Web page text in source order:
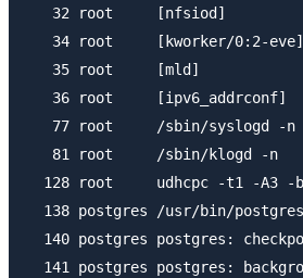
   32 root     [nfsiod]
   34 root     [kworker/0:2-eve]
   35 root     [mld]
   36 root     [ipv6_addrconf]
   77 root     /sbin/syslogd -n
   81 root     /sbin/klogd -n
128 root     udhcpc -t1 -A3
138 postgres /usr/bin/
140 postgres postgres:
141 postgres postgres: